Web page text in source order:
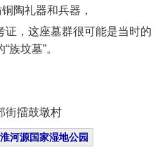
陶礼器和兵器，
，这座墓群很可能是当时的
族坟墓”。
擂鼓墩村
河源国家湿地公园